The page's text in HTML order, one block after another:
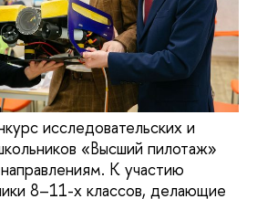
исследовательских и
«Высший пилотаж»
К участию
8–11-х классов, делающие